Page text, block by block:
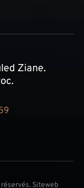
Ziane.
Siteweb